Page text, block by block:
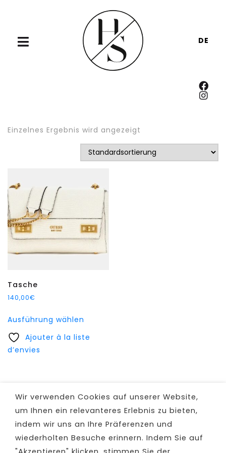
DE
Einzelnes Ergebnis wird angezeigt
Tasche
140,00€
Ausführung wählen
weist
Optionen
können
auf
der
Produktseite
Ajouter à la liste
d’envies
Wir verwenden Cookies auf unserer Website,
um Ihnen ein relevanteres Erlebnis zu bieten,
indem wir uns an Ihre Präferenzen und
wiederholten Besuche erinnern. Indem Sie auf